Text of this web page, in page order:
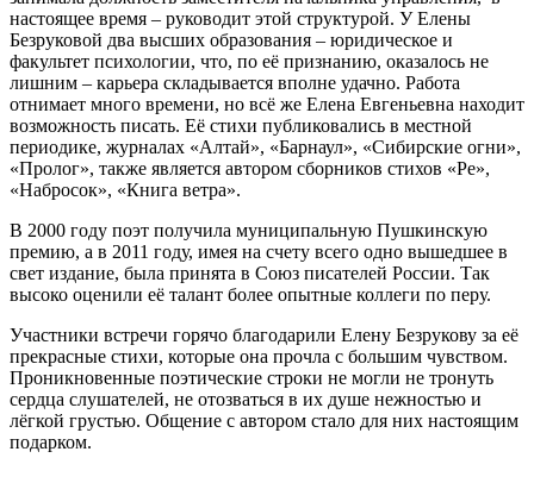
настоящее время – руководит этой структурой. У Елены
Безруковой два высших образования – юридическое и
факультет психологии, что, по её признанию, оказалось не
лишним – карьера складывается вполне удачно. Работа
отнимает много времени, но всё же Елена Евгеньевна находит
возможность писать. Её стихи публиковались в местной
периодике, журналах «Алтай», «Барнаул», «Сибирские огни»,
«Пролог», также является автором сборников стихов «Ре»,
«Набросок», «Книга ветра».
В 2000 году поэт получила муниципальную Пушкинскую
премию, а в 2011 году, имея на счету всего одно вышедшее в
свет издание, была принята в Союз писателей России. Так
высоко оценили её талант более опытные коллеги по перу.
Участники встречи горячо благодарили Елену Безрукову за её
прекрасные стихи, которые она прочла с большим чувством.
Проникновенные поэтические строки не могли не тронуть
сердца слушателей, не отозваться в их душе нежностью и
лёгкой грустью. Общение с автором стало для них настоящим
подарком.